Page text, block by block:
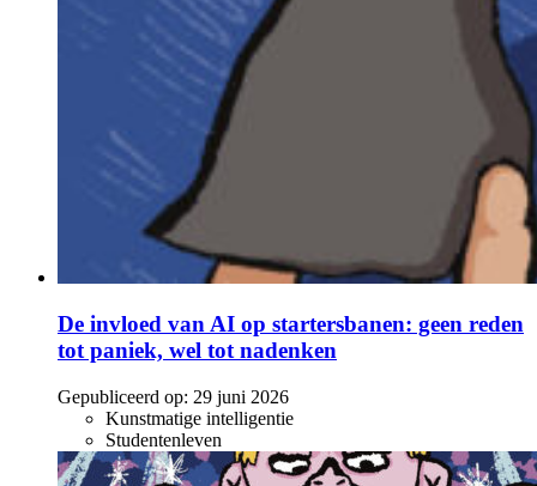
De invloed van AI op startersbanen: geen reden
tot paniek, wel tot nadenken
Gepubliceerd op: 29 juni 2026
Kunstmatige intelligentie
Studentenleven